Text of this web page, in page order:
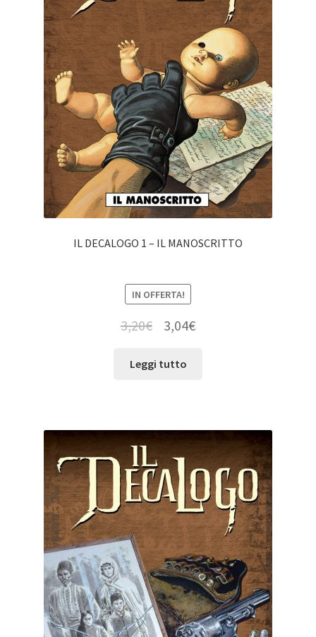
IL DECALOGO 1 – IL MANOSCRITTO
IN OFFERTA!
3,20€ 3,04€
Leggi tutto